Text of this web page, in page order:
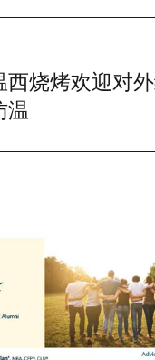
西烧烤欢迎对
温